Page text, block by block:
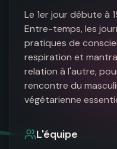
Le 1er jour débute à
Entre-temps, les
pratiques de
respiration et
relation à l'autre,
rencontre du
végétarienne
L'équipe